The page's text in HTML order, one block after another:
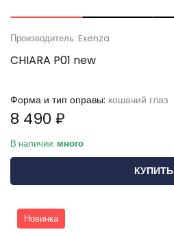
Производитель: Exenza
CHIARA P01 new
Форма и тип оправы: кошачий глаз
8 490 ₽
В наличии: много
КУПИТЬ
Новинка